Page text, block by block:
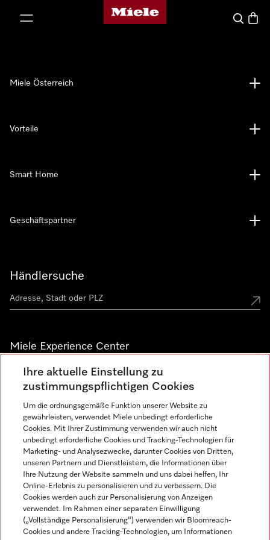
Miele-Homepage
Suche
Händlersuche
Miele Experience Center
Alle Miele Experience Center anzeigen
Newsletter
Miele Österreich
Vorteile
Smart Home
Geschäftspartner
Miele auf Instagram
Miele auf Facebook
Miele auf Youtube
Ihre aktuelle Einstellung zu
zustimmungspflichtigen Cookies
Um die ordnungsgemäße Funktion unserer Website zu
gewährleisten, verwendet Miele unbedingt erforderliche
Cookies. Mit Ihrer Zustimmung verwenden wir auch nicht
unbedingt erforderliche Cookies und Tracking-Technologien für
Marketing- und Analysezwecke, darunter Cookies von Dritten,
unseren Partnern und Dienstleistern, die Informationen über
Ihre Nutzung der Website sammeln und uns dabei helfen, Ihr
Online-Erlebnis zu personalisieren und zu verbessern. Die
Cookies werden auch zur Personalisierung von Anzeigen
verwendet. Im Rahmen einer separaten Einwilligung
(„Vollständige Personalisierung“) verwenden wir Bloomreach-
Cookies und andere Tracking-Technologien, um Informationen